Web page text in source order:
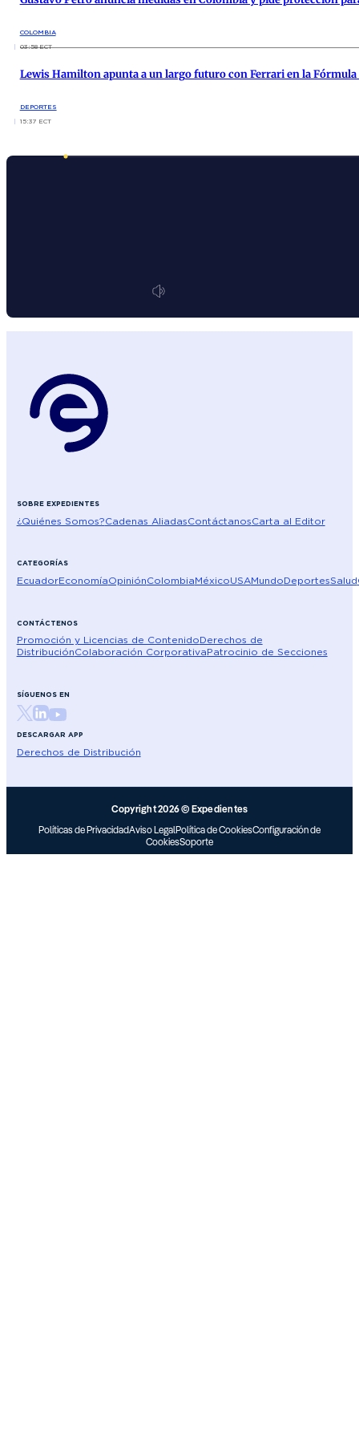
COLOMBIA
03:58 ECT
Lewis Hamilton apunta a un largo futuro con Ferrari en la Fórmula
DEPORTES
15:37 ECT
SOBRE EXPEDIENTES
¿Quiénes Somos?Cadenas AliadasContáctanosCarta al Editor
CATEGORÍAS
EcuadorEconomíaOpiniónColombiaMéxicoUSAMundoDeportesSalud
CONTÁCTENOS
Promoción y Licencias de ContenidoDerechos de
DistribuciónColaboración CorporativaPatrocinio de Secciones
SÍGUENOS EN
DESCARGAR APP
Derechos de Distribución
Copyright 2026 © Expedientes
Políticas de PrivacidadAviso LegalPolítica de CookiesConfiguración de
CookiesSoporte